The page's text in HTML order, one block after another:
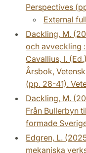
Perspectives
External
Dackling, M.
och avveckling
Cavallius, I.
Årsbok,
(pp. 28-41).
Dackling, M.
Från Bullerbyn
formade
Edgren, L.
mekaniska